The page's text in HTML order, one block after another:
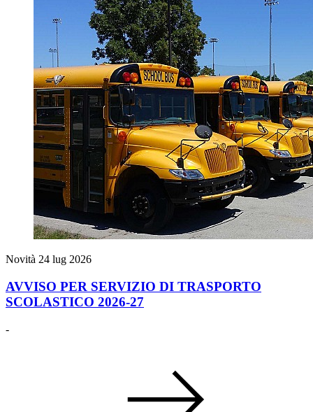
Novità 24 lug 2026
AVVISO PER SERVIZIO DI TRASPORTO
SCOLASTICO 2026-27
-